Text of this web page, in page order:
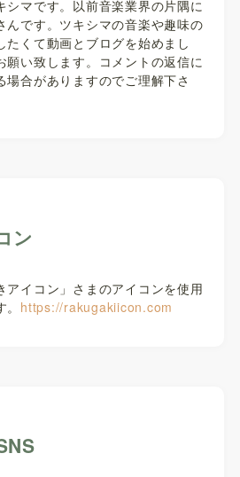
シマです。以前音楽業界の片隅に
んです。ツキシマの音楽や趣味の
たくて動画とブログを始めまし
願い致します。コメントの返信に
場合がありますのでご理解下さ
ン
アイコン」さまのアイコンを使用
https://rakugakiicon.com